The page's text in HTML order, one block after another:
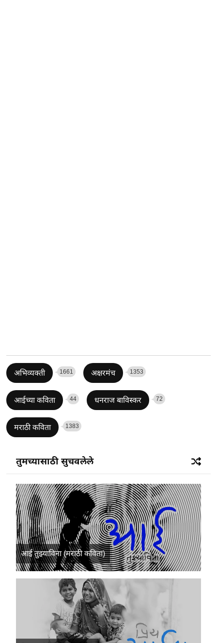
अभिव्यक्ती 1661 अक्षरमंच 1353
आईच्या कविता 44 धनराज बाविस्कर 72
मराठी कविता 1383
तुमच्यासाठी सुचवलेले
आई तुझ्याविना (मराठी कविता)